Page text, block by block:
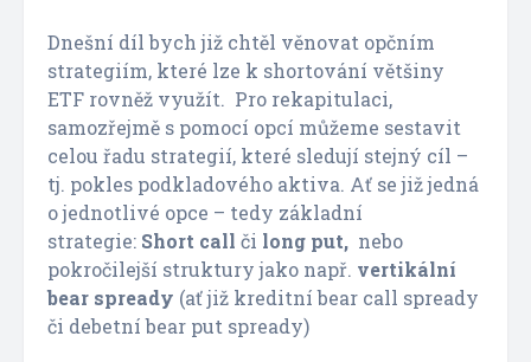
Dnešní díl bych již chtěl věnovat opčním
strategiím, které lze k shortování většiny
ETF rovněž využít. Pro rekapitulaci,
samozřejmě s pomocí opcí můžeme sestavit
celou řadu strategií, které sledují stejný cíl –
tj. pokles podkladového aktiva. Ať se již jedná
o jednotlivé opce – tedy základní
strategie: Short call či long put, nebo
pokročilejší struktury jako např. vertikální
bear spready (ať již kreditní bear call spready
či debetní bear put spready)